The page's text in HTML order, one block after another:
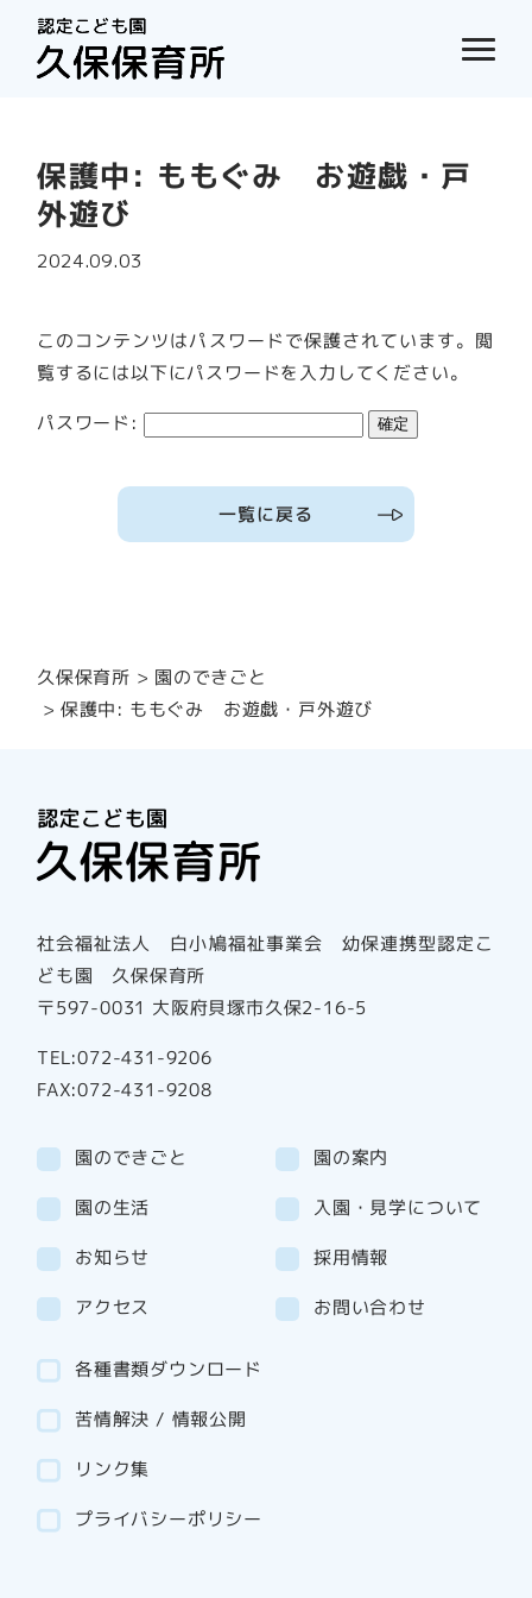
保護中: ももぐみ お遊戯・戸
外遊び
2024.09.03
このコンテンツはパスワードで保護されています。閲
覧するには以下にパスワードを入力してください。
パスワード:
一覧に戻る
久保保育所 園のできごと
保護中: ももぐみ お遊戯・戸外遊び
社会福祉法人 白小鳩福祉事業会 幼保連携型認定こ
ども園 久保保育所
〒597-0031 大阪府貝塚市久保2-16-5
TEL:072-431-9206
FAX:072-431-9208
園のできごと 園の案内
園の生活 入園・見学について
お知らせ
採用情報
アクセス
お問い合わせ
各種書類ダウンロード
苦情解決 / 情報公開
リンク集
プライバシーポリシー